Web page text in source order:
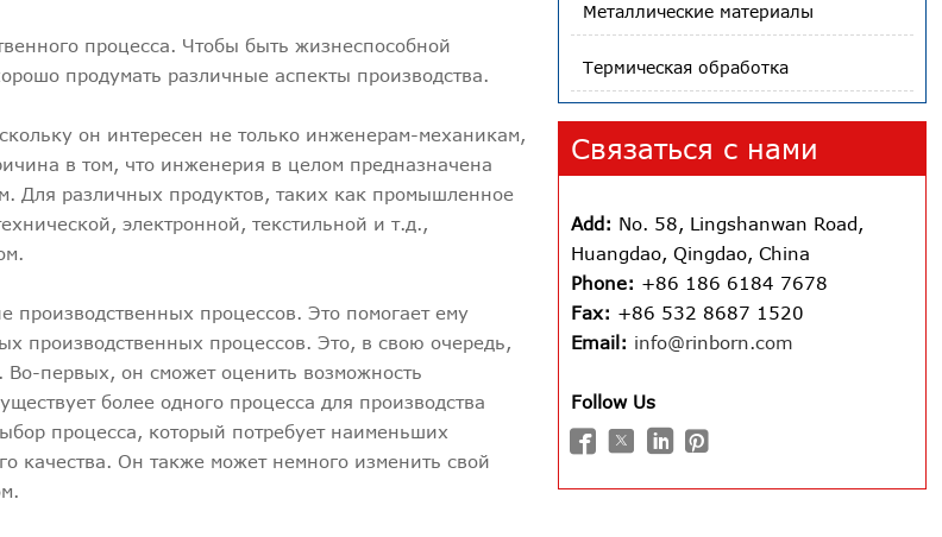
процесса. Чтобы быть жизнеспособной
продумать различные аспекты производства.
он интересен не только инженерам-механикам,
в том, что инженерия в целом предназначена
Для различных продуктов, таких как промышленное
электронной, текстильной и т.д.,
процессов. Это помогает ему
производственных процессов. Это, в свою очередь,
Во-первых, он сможет оценить возможность
более одного процесса для производства
процесса, который потребует наименьших
качества. Он также может немного изменить свой
Металлические материалы
Термическая обработка
Связаться с нами
Add: No. 58, Lingshanwan Road,
Huangdao, Qingdao, China
Phone: +86 186 6184 7678
Fax: +86 532 8687 1520
Email: info@rinborn.com
Follow Us
   